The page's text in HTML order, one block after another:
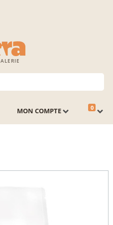
0
MON COMPTE